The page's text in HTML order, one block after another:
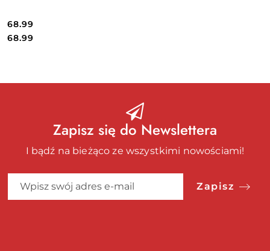
Cena:
68.99
Cena:
68.99
Zapisz się do Newslettera
I bądź na bieżąco ze wszystkimi nowościami!
Zapisz